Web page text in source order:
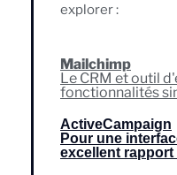
explorer :
Mailchimp
Le CRM et outil
fonctionnalités
ActiveCampaign
Pour une
excellent